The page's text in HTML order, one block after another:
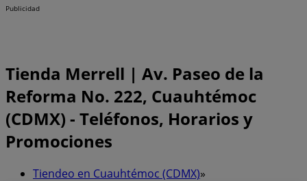
Publicidad
Tienda Merrell | Av. Paseo de la
Reforma No. 222, Cuauhtémoc
(CDMX) - Teléfonos, Horarios y
Promociones
Tiendeo en Cuauhtémoc (CDMX)»